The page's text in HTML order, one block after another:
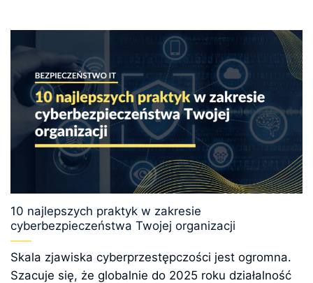
10 najlepszych praktyk w zakresie
cyberbezpieczeństwa Twojej organizacji
Skala zjawiska cyberprzestępczości jest ogromna.
Szacuje się, że globalnie do 2025 roku działalność